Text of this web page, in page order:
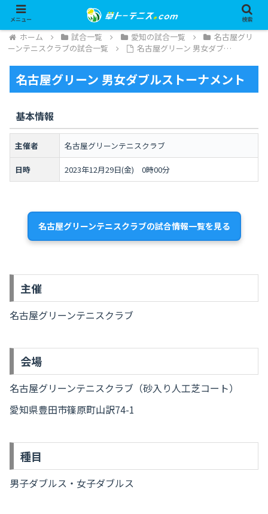
ホーム 試合一覧 愛知の試合一覧
名古屋グリ
ーンテニスクラブの試合一覧
名古屋グリーン 男女ダブ…
名古屋グリーン 男女ダブルストーナメント
基本情報
主催者 名古屋グリーンテニスクラブ
日時 2023年12月29日(金) 0時00分
名古屋グリーンテニスクラブの試合情報一覧を見る
主催
名古屋グリーンテニスクラブ
会場
名古屋グリーンテニスクラブ（砂入り人工芝コート）
愛知県豊田市篠原町山訳74-1
種目
男子ダブルス・女子ダブルス
メニュー 検索